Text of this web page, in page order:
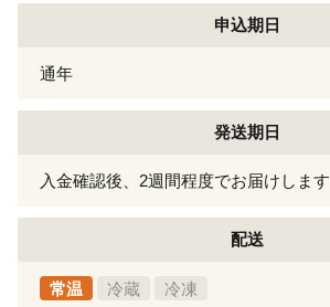
申込期日
通年
発送期日
入金確認後、2週間程度でお届けします
配送
常温 冷蔵 冷凍